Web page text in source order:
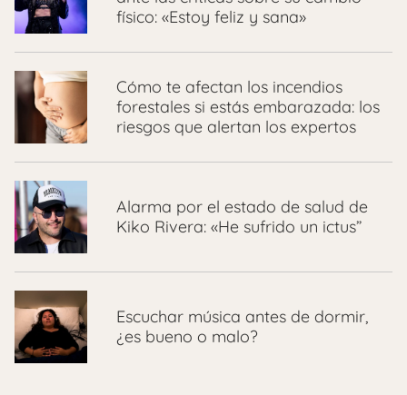
físico: «Estoy feliz y sana»
Cómo te afectan los incendios
forestales si estás embarazada: los
riesgos que alertan los expertos
Alarma por el estado de salud de
Kiko Rivera: «He sufrido un ictus”
Escuchar música antes de dormir,
¿es bueno o malo?